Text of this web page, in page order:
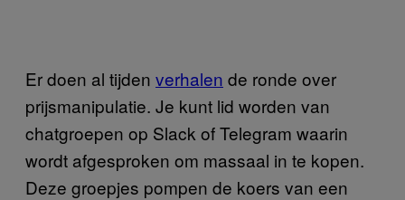
Er doen al tijden verhalen de ronde over
prijsmanipulatie. Je kunt lid worden van
chatgroepen op Slack of Telegram waarin
wordt afgesproken om massaal in te kopen.
Deze groepjes pompen de koers van een